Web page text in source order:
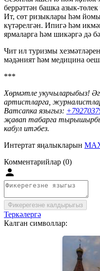
беррәттән башка азык-
Ит, сөт ризыклары һәм
күтәрелгән. Ипигә һәм
ярмаларга һәм шикәргә дә
Чит ил туризмы
мәдәният һәм медицина
***
Хөрмәтле укучыларыбыз!
артистларга,
Ватсапка языгыз: +
җавап табарга
кабул итәбез.
Интертат яңалыкларын
Комментарийлар (0)
Фикерегезне калдырыгыз
Теркәлергә
Калган символлар: